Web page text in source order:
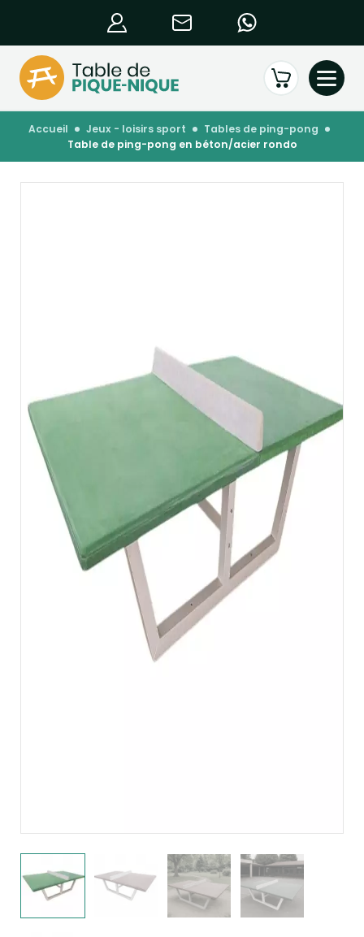
accueil jeux - loisirs sport
tables de ping-pong
table de ping-pong en béton/acier rondo